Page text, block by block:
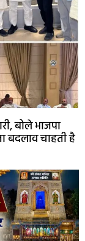
बोले भाजपा
बदलाव चाहती है